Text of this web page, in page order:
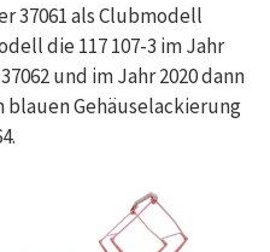
37061 als Clubmodell
die 117 107-3 im Jahr
und im Jahr 2020 dann
blauen Gehäuselackierung